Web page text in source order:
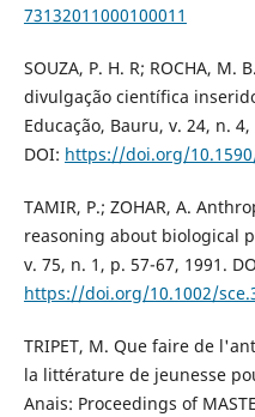
73132011000100011
SOUZA, P. H. R; ROCHA,
divulgação científica
Educação, Bauru, v. 24, n.
DOI: https://doi.org/
TAMIR, P.; ZOHAR, A.
reasoning about biological
v. 75, n. 1, p. 57-67, 1991.
https://doi.org/10.1002/
TRIPET, M. Que faire de
la littérature de jeunesse
Anais: Proceedings of